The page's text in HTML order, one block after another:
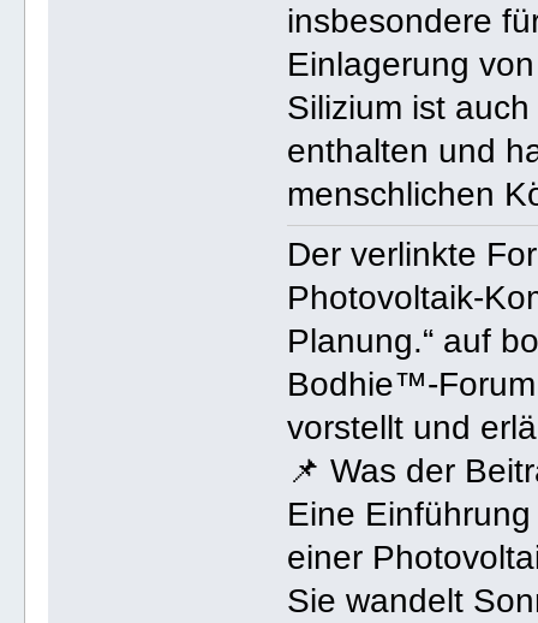
insbesondere
Einlagerung
Silizium ist
enthalten und
menschlichen
Der verlinkte
Planung.“ auf
vorstellt und
📌 Was der
Eine
einer
Sie wandelt